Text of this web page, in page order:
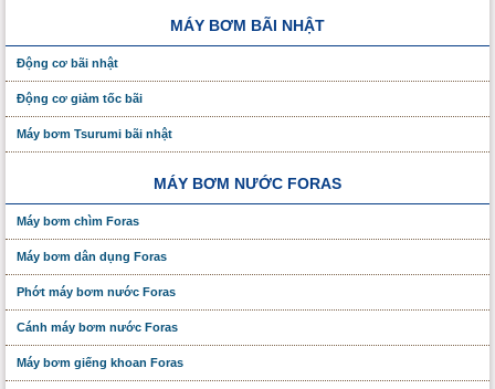
MÁY BƠM BÃI NHẬT
Động cơ bãi nhật
Động cơ giảm tốc bãi
Máy bơm Tsurumi bãi nhật
MÁY BƠM NƯỚC FORAS
Máy bơm chìm Foras
Máy bơm dân dụng Foras
Phớt máy bơm nước Foras
Cánh máy bơm nước Foras
Máy bơm giếng khoan Foras